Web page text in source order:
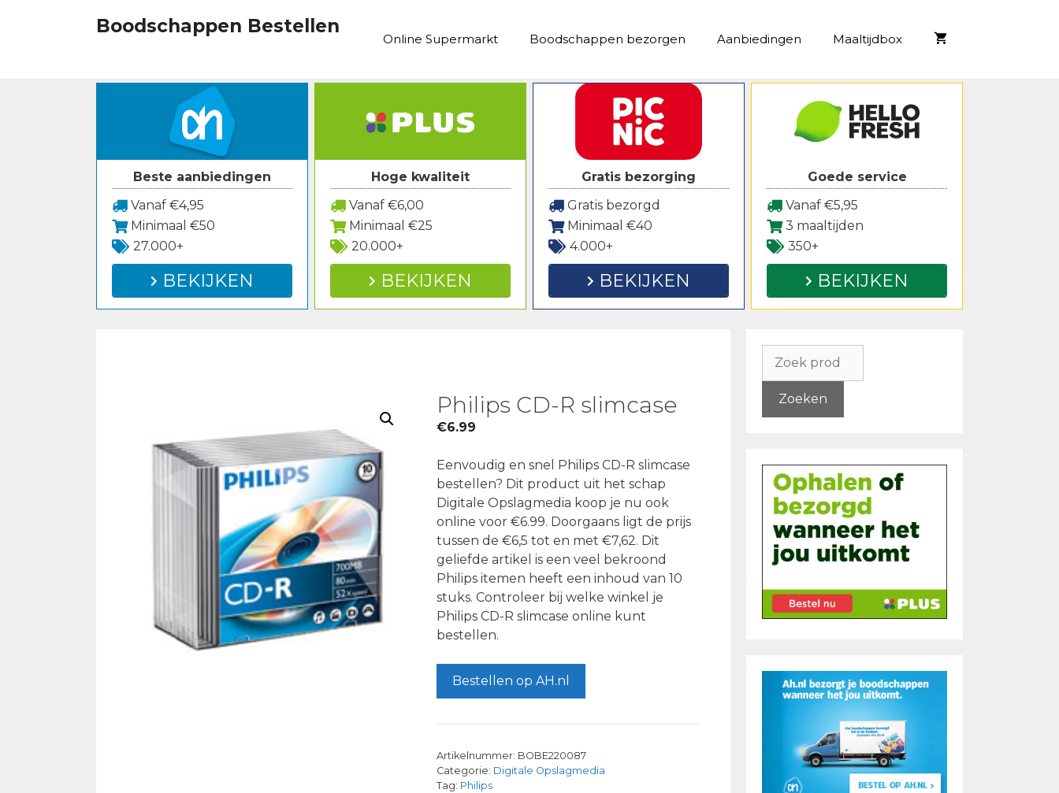
Boodschappen Bestellen
Online Supermarkt Boodschappen bezorgen Aanbiedingen Maaltijdbox
Beste aanbiedingen
Vanaf €4,95
Minimaal €50
27.000+
BEKIJKEN
Hoge kwaliteit
Vanaf €6,00
Minimaal €25
20.000+
BEKIJKEN
Gratis bezorging
Gratis bezorgd
Minimaal €40
4.000+
BEKIJKEN
Goede service
Vanaf €5,95
3 maaltijden
350+
BEKIJKEN
Philips CD-R slimcase
€6.99
Eenvoudig en snel Philips CD-R slimcase
bestellen? Dit product uit het schap
Digitale Opslagmedia koop je nu ook
online voor €6.99. Doorgaans ligt de prijs
tussen de €6,5 tot en met €7,62. Dit
geliefde artikel is een veel bekroond
Philips itemen heeft een inhoud van 10
stuks. Controleer bij welke winkel je
Philips CD-R slimcase online kunt
bestellen.
Bestellen op AH.nl
Artikelnummer: BOBE220087
Categorie: Digitale Opslagmedia
Tag: Philips
naar:
Zoeken